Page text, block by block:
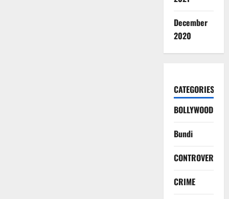
December
2020
CATEGORIES
BOLLYWOOD
Bundi
CONTROVERSY
CRIME